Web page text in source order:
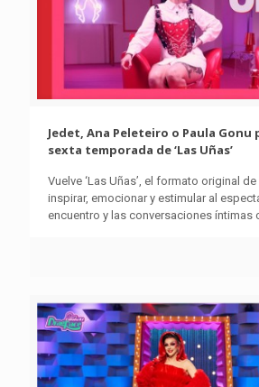
Jedet, Ana Peleteiro o Paula Gonu
sexta temporada de ‘Las Uñas’
Vuelve ‘Las Uñas’, el formato original
inspirar, emocionar y estimular al
encuentro y las conversaciones íntimas